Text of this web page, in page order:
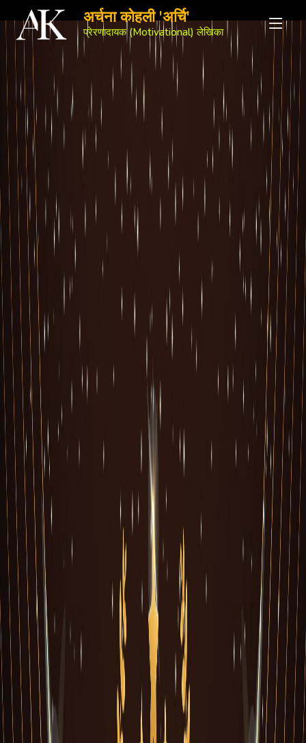
अर्चना कोहली 'अर्चि'
प्रेरणादायक (Motivational) लेखिका